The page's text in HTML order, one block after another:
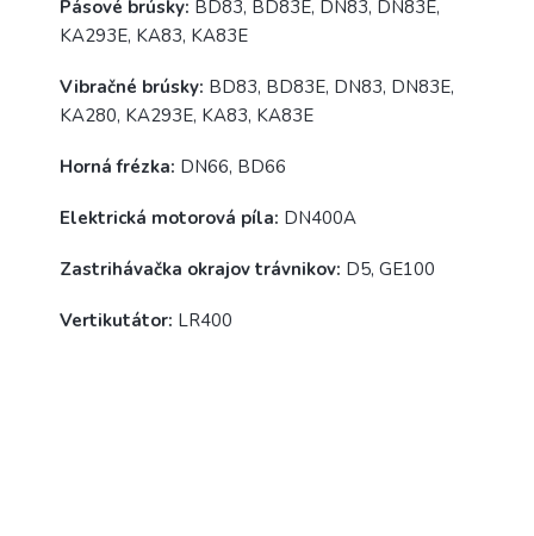
Pásové brúsky: BD83, BD83E, DN83, DN83E,
KA293E, KA83, KA83E
Vibračné brúsky: BD83, BD83E, DN83, DN83E,
KA280, KA293E, KA83, KA83E
Horná frézka: DN66, BD66
Elektrická motorová píla: DN400A
Zastrihávačka okrajov trávnikov: D5, GE100
Vertikutátor: LR400